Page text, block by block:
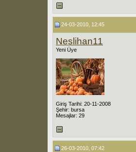
24-03-2010, 12:45
Neslihan11
Yeni Üye
Giriş Tarihi: 20-11-2008
Şehir: bursa
Mesajlar: 29
26-03-2010, 07:42